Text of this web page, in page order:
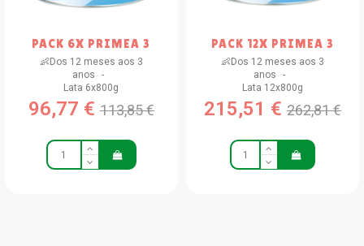
PACK 6X PRIMEA 3
👶Dos 12 meses aos 3
anos
Lata 6x800g
96,77 € 113,85 €
PACK 12X PRIMEA 3
👶Dos 12 meses aos 3
anos
Lata 12x800g
215,51 €262,81 €